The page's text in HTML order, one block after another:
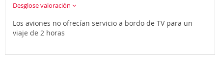
Desglose valoración
Los aviones no ofrecían servicio a bordo de TV para un
viaje de 2 horas